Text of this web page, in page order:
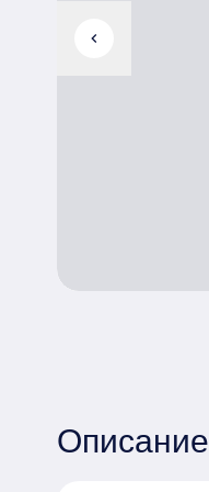
chevron_left
Описание